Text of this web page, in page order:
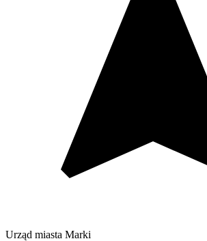
Urząd miasta Marki